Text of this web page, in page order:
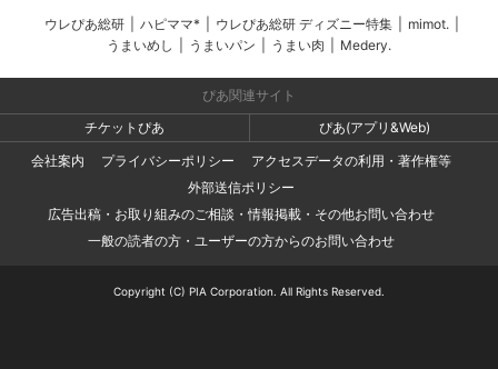
ウレぴあ総研 ハピママ* ウレぴあ総研 ディズニー特集 mimot.
うまいめし
うまいパン うまい肉 Medery.
ぴあ関連サイト
チケットぴあ
ぴあ(アプリ&Web)
会社案内
プライバシーポリシー
アクセスデータの利用・著作権等
外部送信ポリシー
広告出稿・お取り組みのご相談・情報掲載・その他お問い合わせ
一般の読者の方・ユーザーの方からのお問い合わせ
Copyright (C) PIA Corporation. All Rights Reserved.